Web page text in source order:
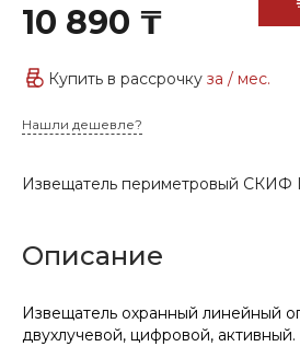
10 890 ₸
Купить в рассрочку за / мес.
Нашли дешевле?
Извещатель периметровый СКИФ
Описание
Извещатель охранный линейный
двухлучевой, цифровой, активный.